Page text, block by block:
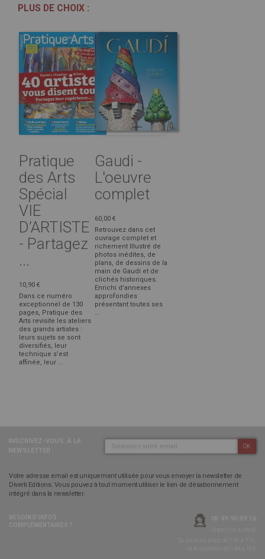
PLUS DE CHOIX :
Pratique
des Arts
Spécial
VIE
D’ARTISTE
- Partagez
...
10,90 €
Dans ce numéro
exceptionnel de 130
pages, Pratique des
Arts revisite les ateliers
des grands artistes :
leurs sujets se sont
diversifiés, leur
technique s’est
affinée, leur ...
Gaudi -
L'oeuvre
complet
60,00 €
Retrouvez dans cet
ouvrage complet et
richement Illustré de
photos inédites, de
plans, de dessins de la
main de Gaudí et de
clichés historiques.
Enrichi d’annexes
approfondies
présentant toutes ses
...
OK
Votre adresse email est uniquement utilisée pour vous envoyer la newsletter de
Diverti Editions. Vous pouvez à tout moment utiliser le lien de désabonnement
intégré dans la newsletter.